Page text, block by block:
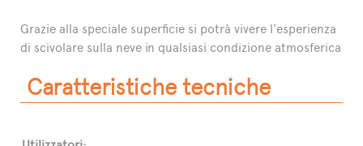
Grazie alla speciale superficie si potrà vivere l'esperienza
di scivolare sulla neve in qualsiasi condizione atmosferica
Caratteristiche tecniche